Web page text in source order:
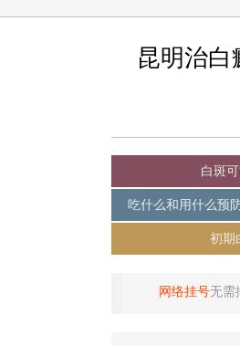
昆明治
白斑
吃什么和用什么预
初期
网络挂号无需